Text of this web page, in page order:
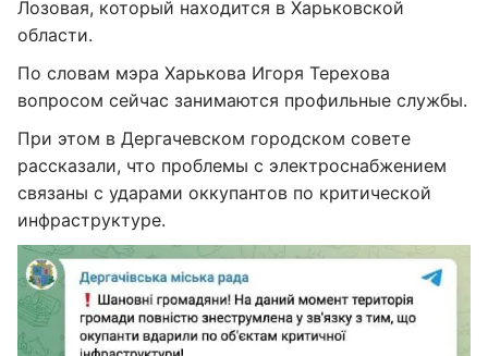
Лозовая, который находится в Харьковской
области.
По словам мэра Харькова Игоря Терехова
вопросом сейчас занимаются профильные службы.
При этом в Дергачевском городском совете
рассказали, что проблемы с электроснабжением
связаны с ударами оккупантов по критической
инфраструктуре.